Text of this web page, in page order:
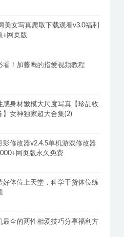
美女写真爬取下载观看v3.0福利
+网页版
看！加藤鹰的指爱视频教程
感身材嫩模大尺度写真【珍品收
】女神独家超大合集(2)
影修改器v2.4.5单机游戏修改器
网页版永久免费
好体位上天堂，科学干货体位练
最全的两性相爱技巧分享福利方